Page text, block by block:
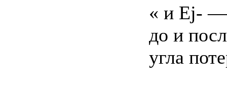
« и Ej- —
до и
угла